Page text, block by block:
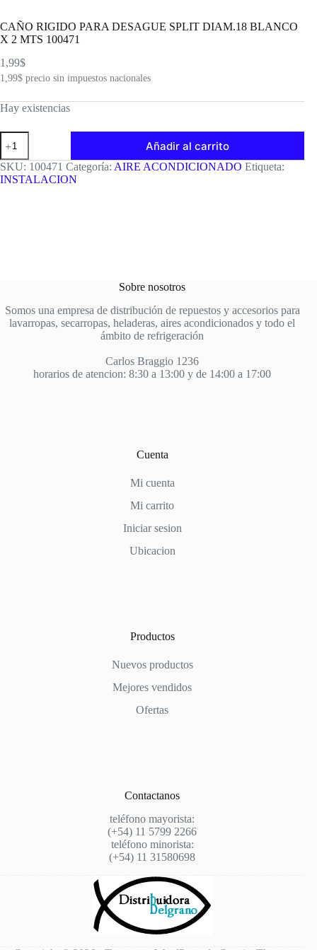
CAÑO RIGIDO PARA DESAGUE SPLIT DIAM.18 BLANCO
X 2 MTS 100471
1,99$
1,99$ precio sin impuestos nacionales
Hay existencias
CAÑO
RIGIDO
PARA
DESAGUE
SPLIT
Añadir al carrito
SKU: 100471 Categoría: AIRE ACONDICIONADO Etiqueta:
INSTALACION
Sobre nosotros
Somos una empresa de distribución de repuestos y accesorios para
lavarropas, secarropas, heladeras, aires acondicionados y todo el
ámbito de refrigeración
Carlos Braggio 1236
horarios de atencion: 8:30 a 13:00 y de 14:00 a 17:00
Cuenta
Mi cuenta
Mi carrito
Iniciar sesion
Ubicacion
Productos
Nuevos productos
Mejores vendidos
Ofertas
Contactanos
teléfono mayorista:
(+54) 11 5799 2266
teléfono minorista:
(+54) 11 31580698